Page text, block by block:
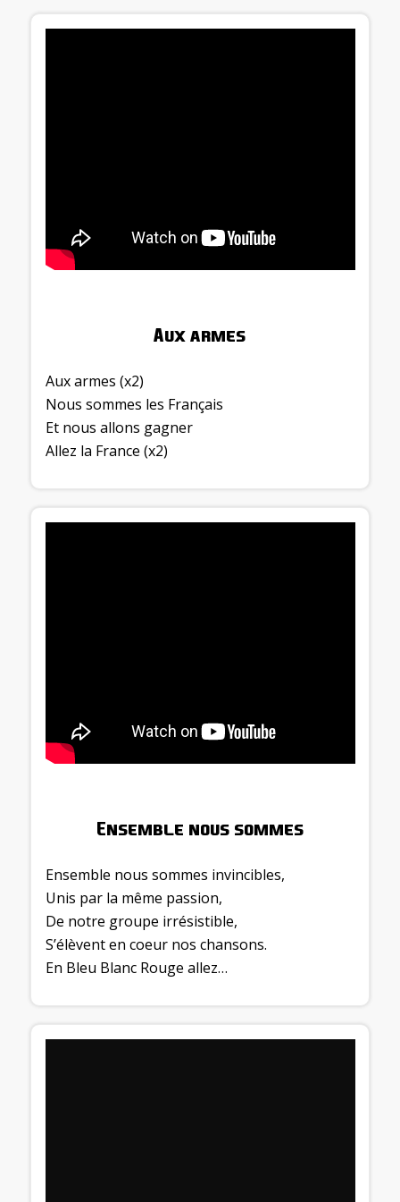
Aux armes
Aux armes (x2)
Nous sommes les Français
Et nous allons gagner
Allez la France (x2)
Ensemble nous sommes
Ensemble nous sommes invincibles,
Unis par la même passion,
De notre groupe irrésistible,
S’élèvent en coeur nos chansons.
En Bleu Blanc Rouge allez…